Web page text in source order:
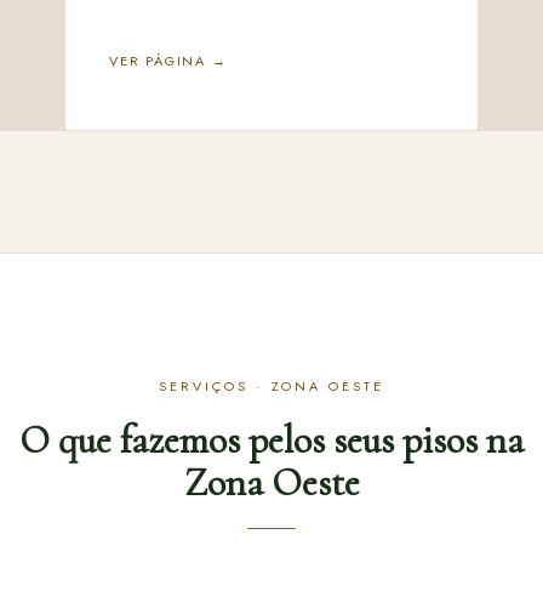
VER PÁGINA →
SERVIÇOS · ZONA OESTE
O que fazemos pelos seus pisos na
Zona Oeste